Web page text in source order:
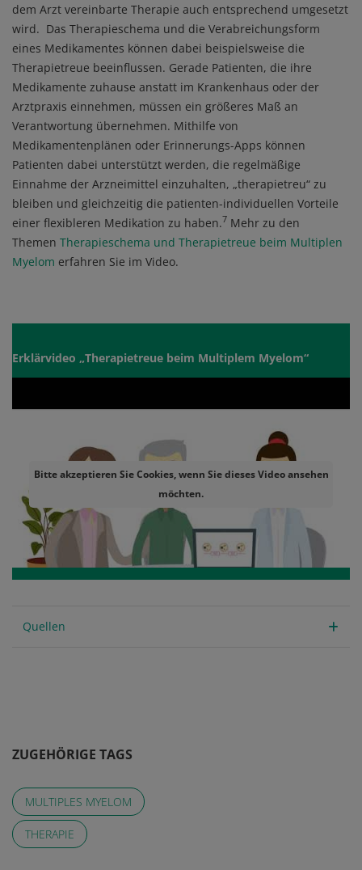
dem Arzt vereinbarte Therapie auch entsprechend umgesetzt
wird. Das Therapieschema und die Verabreichungsform
eines Medikamentes können dabei beispielsweise die
Therapietreue beeinflussen. Gerade Patienten, die ihre
Medikamente zuhause anstatt im Krankenhaus oder der
Arztpraxis einnehmen, müssen ein größeres Maß an
Verantwortung übernehmen. Mithilfe von
Medikamentenplänen oder Erinnerungs-Apps können
Patienten dabei unterstützt werden, die regelmäßige
Einnahme der Arzneimittel einzuhalten, „therapietreu“ zu
bleiben und gleichzeitig die patienten-individuellen Vorteile
einer flexibleren Medikation zu haben.7 Mehr zu den
Themen Therapieschema und Therapietreue beim Multiplen
Myelom erfahren Sie im Video.
Erklärvideo „Therapietreue beim Multiplem Myelom“
Bitte akzeptieren Sie Cookies, wenn Sie dieses Video ansehen
möchten.
Quellen
ZUGEHÖRIGE TAGS
MULTIPLES MYELOM
THERAPIE